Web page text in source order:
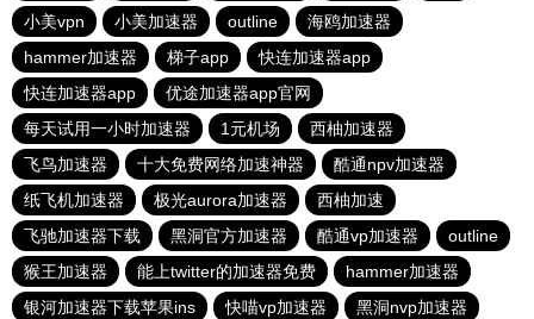
小美vpn
小美加速器 outline
海鸥加速器
hammer加速器
梯子app
快连加速器app
快连加速器app
优途加速器app官网
每天试用一小时加速器
1元机场
西柚加速器
飞鸟加速器
十大免费网络加速神器
酷通npv加速器
纸飞机加速器
极光aurora加速器
西柚加速
飞驰加速器下载
黑洞官方加速器 酷通vp加速器
outline
猴王加速器
能上twitter的加速器免费
hammer加速器
银河加速器下载苹果ins
快喵vp加速器
黑洞nvp加速器